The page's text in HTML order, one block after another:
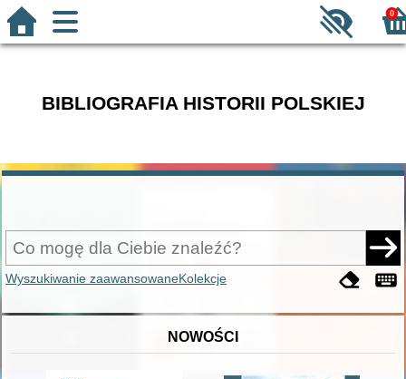
0
BIBLIOGRAFIA HISTORII POLSKIEJ
Wyszukiwanie zaawansowaneKolekcje
NOWOŚCI